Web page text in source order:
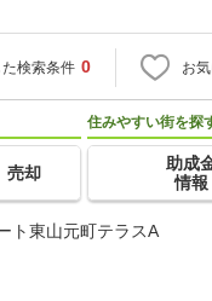
検索条件 0 お
売却
住みやすい街を探
助成
情報
ト東山元町テラスA